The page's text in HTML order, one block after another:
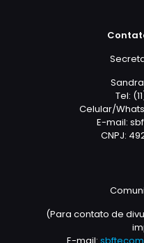
Sandra
Tel:
Celular/
E-mail:
CNPJ:
(Para contato de